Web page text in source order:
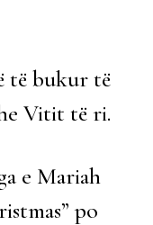
të bukur të
Vitit të ri.
e Mariah
po